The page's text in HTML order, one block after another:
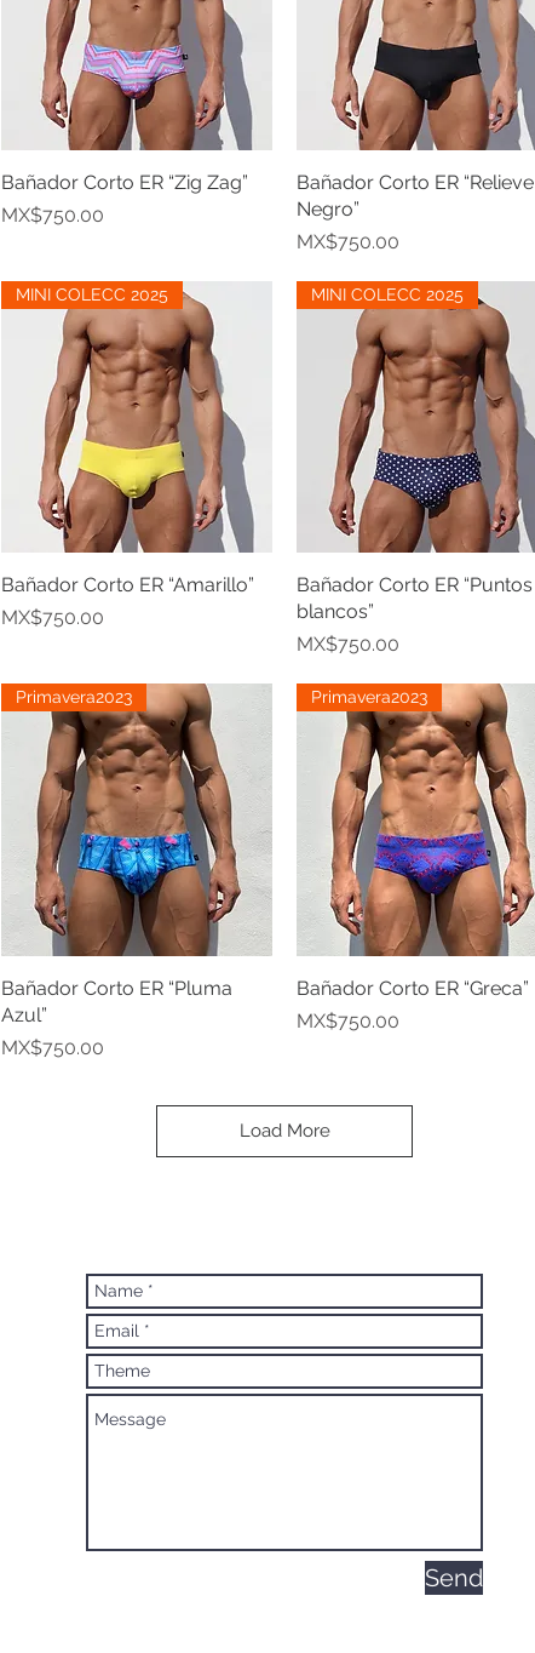
Quick View
Bañador Corto ER “Zig Zag”
Price
MX$750.00
Quick View
Bañador Corto ER “Relieve
Negro”
Price
MX$750.00
Quick View
MINI COLECC 2025
Bañador Corto ER “Amarillo”
Price
MX$750.00
Quick View
MINI COLECC 2025
Bañador Corto ER “Puntos
blancos”
Price
MX$750.00
Quick View
Primavera2023
Bañador Corto ER “Pluma
Azul”
Price
MX$750.00
Quick View
Primavera2023
Bañador Corto ER “Greca”
Price
MX$750.00
Load More
Send